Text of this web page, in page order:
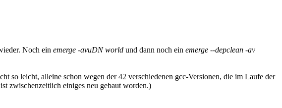
Noch ein emerge -avuDN world und dann noch ein emerge --depclean -av
so leicht, alleine schon wegen der 42 verschiedenen gcc-Versionen, die im Laufe der
zwischenzeitlich einiges neu gebaut worden.)